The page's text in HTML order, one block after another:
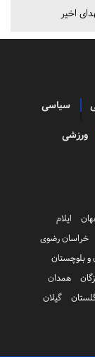
اخیر
سیاسی
ورزشی
ایلام
خراسان رضوی
بلوچستان
همدان
گیلان